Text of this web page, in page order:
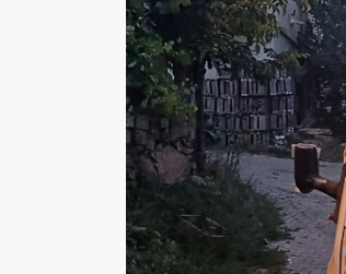
Yazarlar
Resmi İlan
Resmi Reklam